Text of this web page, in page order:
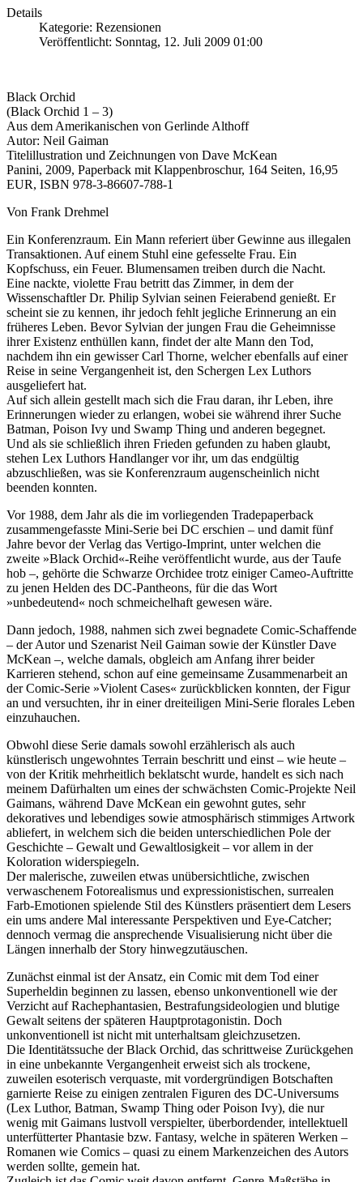
Details
Kategorie: Rezensionen
Veröffentlicht: Sonntag, 12. Juli 2009 01:00
Black Orchid
(Black Orchid 1 – 3)
Aus dem Amerikanischen von Gerlinde Althoff
Autor: Neil Gaiman
Titelillustration und Zeichnungen von Dave McKean
Panini, 2009, Paperback mit Klappenbroschur, 164 Seiten, 16,95
EUR, ISBN 978-3-86607-788-1
Von Frank Drehmel
Ein Konferenzraum. Ein Mann referiert über Gewinne aus illegalen
Transaktionen. Auf einem Stuhl eine gefesselte Frau. Ein
Kopfschuss, ein Feuer. Blumensamen treiben durch die Nacht.
Eine nackte, violette Frau betritt das Zimmer, in dem der
Wissenschaftler Dr. Philip Sylvian seinen Feierabend genießt. Er
scheint sie zu kennen, ihr jedoch fehlt jegliche Erinnerung an ein
früheres Leben. Bevor Sylvian der jungen Frau die Geheimnisse
ihrer Existenz enthüllen kann, findet der alte Mann den Tod,
nachdem ihn ein gewisser Carl Thorne, welcher ebenfalls auf einer
Reise in seine Vergangenheit ist, den Schergen Lex Luthors
ausgeliefert hat.
Auf sich allein gestellt mach sich die Frau daran, ihr Leben, ihre
Erinnerungen wieder zu erlangen, wobei sie während ihrer Suche
Batman, Poison Ivy und Swamp Thing und anderen begegnet.
Und als sie schließlich ihren Frieden gefunden zu haben glaubt,
stehen Lex Luthors Handlanger vor ihr, um das endgültig
abzuschließen, was sie Konferenzraum augenscheinlich nicht
beenden konnten.
Vor 1988, dem Jahr als die im vorliegenden Tradepaperback
zusammengefasste Mini-Serie bei DC erschien – und damit fünf
Jahre bevor der Verlag das Vertigo-Imprint, unter welchen die
zweite »Black Orchid«-Reihe veröffentlicht wurde, aus der Taufe
hob –, gehörte die Schwarze Orchidee trotz einiger Cameo-Auftritte
zu jenen Helden des DC-Pantheons, für die das Wort
»unbedeutend« noch schmeichelhaft gewesen wäre.
Dann jedoch, 1988, nahmen sich zwei begnadete Comic-Schaffende
– der Autor und Szenarist Neil Gaiman sowie der Künstler Dave
McKean –, welche damals, obgleich am Anfang ihrer beider
Karrieren stehend, schon auf eine gemeinsame Zusammenarbeit an
der Comic-Serie »Violent Cases« zurückblicken konnten, der Figur
an und versuchten, ihr in einer dreiteiligen Mini-Serie florales Leben
einzuhauchen.
Obwohl diese Serie damals sowohl erzählerisch als auch
künstlerisch ungewohntes Terrain beschritt und einst – wie heute –
von der Kritik mehrheitlich beklatscht wurde, handelt es sich nach
meinem Dafürhalten um eines der schwächsten Comic-Projekte Neil
Gaimans, während Dave McKean ein gewohnt gutes, sehr
dekoratives und lebendiges sowie atmosphärisch stimmiges Artwork
abliefert, in welchem sich die beiden unterschiedlichen Pole der
Geschichte – Gewalt und Gewaltlosigkeit – vor allem in der
Koloration widerspiegeln.
Der malerische, zuweilen etwas unübersichtliche, zwischen
verwaschenem Fotorealismus und expressionistischen, surrealen
Farb-Emotionen spielende Stil des Künstlers präsentiert dem Lesers
ein ums andere Mal interessante Perspektiven und Eye-Catcher;
dennoch vermag die ansprechende Visualisierung nicht über die
Längen innerhalb der Story hinwegzutäuschen.
Zunächst einmal ist der Ansatz, ein Comic mit dem Tod einer
Superheldin beginnen zu lassen, ebenso unkonventionell wie der
Verzicht auf Rachephantasien, Bestrafungsideologien und blutige
Gewalt seitens der späteren Hauptprotagonistin. Doch
unkonventionell ist nicht mit unterhaltsam gleichzusetzen.
Die Identitätssuche der Black Orchid, das schrittweise Zurückgehen
in eine unbekannte Vergangenheit erweist sich als trockene,
zuweilen esoterisch verquaste, mit vordergründigen Botschaften
garnierte Reise zu einigen zentralen Figuren des DC-Universums
(Lex Luthor, Batman, Swamp Thing oder Poison Ivy), die nur
wenig mit Gaimans lustvoll verspielter, überbordender, intellektuell
unterfütterter Phantasie bzw. Fantasy, welche in späteren Werken –
Romanen wie Comics – quasi zu einem Markenzeichen des Autors
werden sollte, gemein hat.